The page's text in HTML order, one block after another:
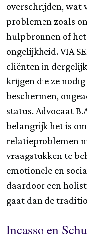
overschrijden, wat
problemen zoals
hulpbronnen of
ongelijkheid. VIA
cliënten in
krijgen die ze
beschermen,
status. Advocaat
belangrijk het is
relatieproblemen
vraagstukken te
emotionele en
daardoor een
gaat dan de
Incasso en